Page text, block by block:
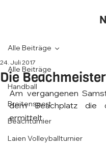
Alle Beiträge
Handball
Breitensport
Beachturnier
Laien Volleyballturnier
Alle Beiträge
Die
24. Juli 2017
Am vergangenen
dem Beachplatz die
ermittelt.